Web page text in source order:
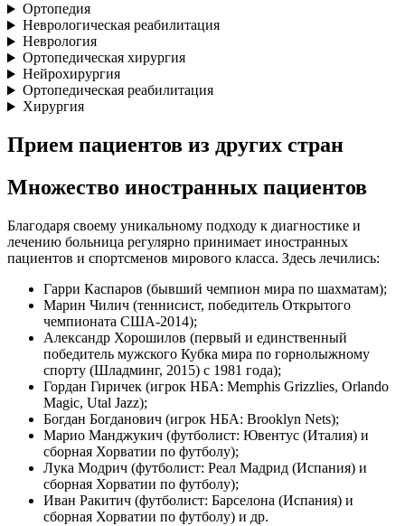
Ортопедия
Неврологическая реабилитация
Неврология
Ортопедическая хирургия
Нейрохирургия
Ортопедическая реабилитация
Хирургия
Прием пациентов из других стран
Множество иностранных пациентов
Благодаря своему уникальному подходу к диагностике и
лечению больница регулярно принимает иностранных
пациентов и спортсменов мирового класса. Здесь лечились:
Гарри Каспаров (бывший чемпион мира по шахматам);
Марин Чилич (теннисист, победитель Открытого
чемпионата США-2014);
Александр Хорошилов (первый и единственный
победитель мужского Кубка мира по горнолыжному
спорту (Шладминг, 2015) с 1981 года);
Гордан Гиричек (игрок НБА: Memphis Grizzlies, Orlando
Magic, Utal Jazz);
Богдан Богданович (игрок НБА: Brooklyn Nets);
Марио Манджукич (футболист: Ювентус (Италия) и
сборная Хорватии по футболу);
Лука Модрич (футболист: Реал Мадрид (Испания) и
сборная Хорватии по футболу);
Иван Ракитич (футболист: Барселона (Испания) и
сборная Хорватии по футболу) и др.